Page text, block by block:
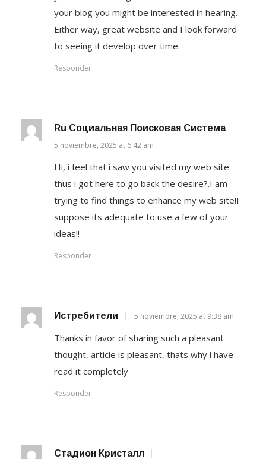
your blog you might be interested in hearing.
Either way, great website and I look forward
to seeing it develop over time.
Responder
Ru Социальная Поисковая Система
5 noviembre, 2025 at 6:42 am
Hi, i feel that i saw you visited my web site
thus i got here to go back the desire?.I am
trying to find things to enhance my web site!I
suppose its adequate to use a few of your
ideas!!
Responder
Истребители 5 noviembre, 2025 at 9:38 am
Thanks in favor of sharing such a pleasant
thought, article is pleasant, thats why i have
read it completely
Responder
Стадион Кристалл